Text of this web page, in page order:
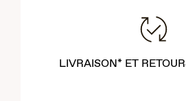
LIVRAISON* ET